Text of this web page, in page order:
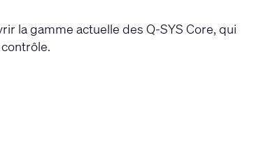
la gamme actuelle des Q-SYS Core, qui